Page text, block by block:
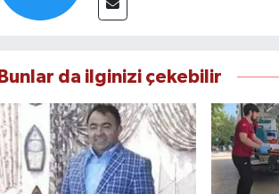
Bunlar da ilginizi çekebilir